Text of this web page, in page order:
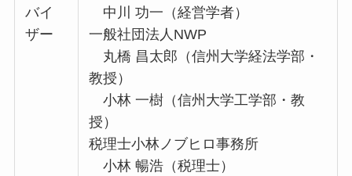
バイ
ザー
中川 功一（経営学者）
一般社団法人NWP
丸橋 昌太郎（信州大学経法学部・
教授）
小林 一樹（信州大学工学部・教
授）
税理士小林ノブヒロ事務所
小林 暢浩（税理士）